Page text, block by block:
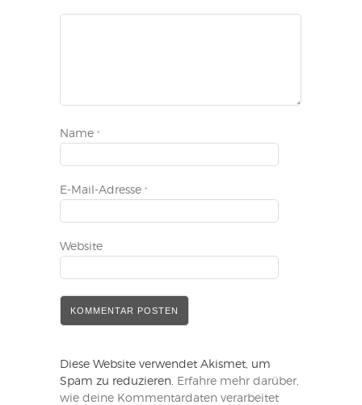
Name *
E-Mail-Adresse *
Website
Diese Website verwendet Akismet, um
Spam zu reduzieren.
Erfahre mehr darüber,
wie deine Kommentardaten verarbeitet